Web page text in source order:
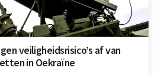
veiligheidsrisico’s af van
in Oekraïne